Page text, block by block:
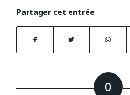
Partager cet entrée
0